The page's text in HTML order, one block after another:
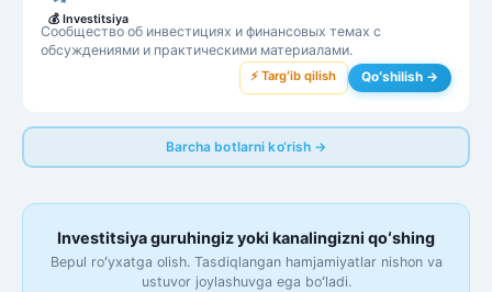
Сообщество об инвестициях и финансовых темах с
обсуждениями и практическими материалами.
💰 Investitsiya
⚡ Targʻib qilish Qoʻshilish →
Barcha botlarni ko‘rish →
Investitsiya guruhingiz yoki kanalingizni qoʻshing
Bepul roʻyxatga olish. Tasdiqlangan hamjamiyatlar nishon va
ustuvor joylashuvga ega boʻladi.